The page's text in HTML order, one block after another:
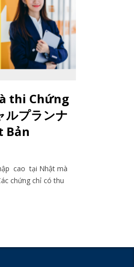
thi Chứng
プランナ
Bản
cao tại Nhật mà
chứng chỉ có thu